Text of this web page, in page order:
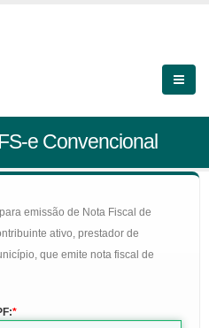
e Convencional
emissão de Nota Fiscal de
ativo, prestador de
que emite nota fiscal de